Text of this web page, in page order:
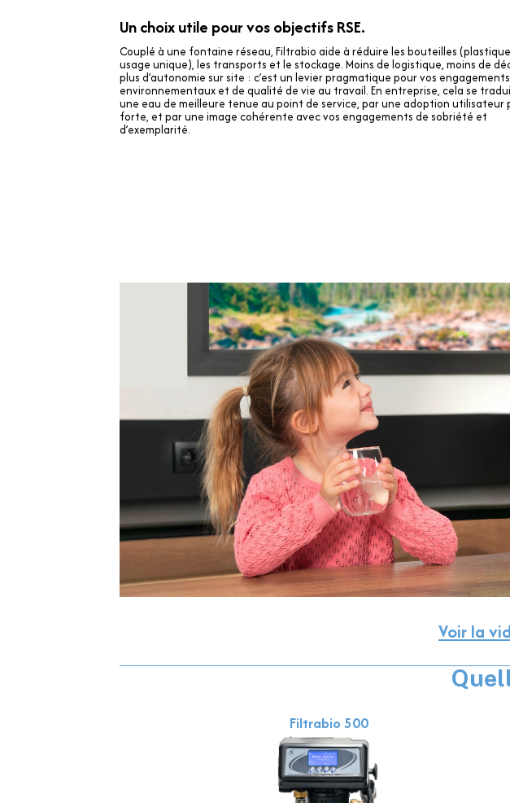
Un choix utile pour vos objectifs RSE.
Couplé à une fontaine réseau, Filtrabio aide à réduire les bouteilles
usage unique), les transports et le stockage. Moins de logistique, moins de
plus d’autonomie sur site : c’est un levier pragmatique pour vos engagements
environnementaux et de qualité de vie au travail. En entreprise, cela se
une eau de meilleure tenue au point de service, par une adoption utilisateur
forte, et par une image cohérente avec vos engagements de sobriété et
d’exemplarité.
Voir la
Filtrabio 500